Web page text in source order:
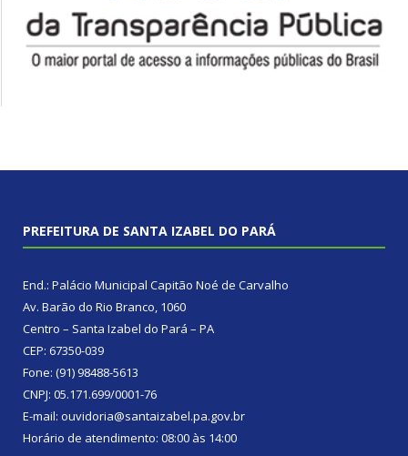
PREFEITURA DE SANTA IZABEL DO PARÁ
End.: Palácio Municipal Capitão Noé de Carvalho
Av. Barão do Rio Branco, 1060
Centro – Santa Izabel do Pará – PA
CEP: 67350-039
Fone: (91) 98488-5613
CNPJ: 05.171.699/0001-76
E-mail: ouvidoria@santaizabel.pa.gov.br
Horário de atendimento: 08:00 às 14:00